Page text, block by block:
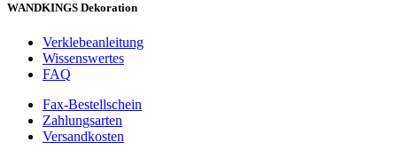
WANDKINGS Dekoration
Verklebeanleitung
Wissenswertes
FAQ
Fax-Bestellschein
Zahlungsarten
Versandkosten